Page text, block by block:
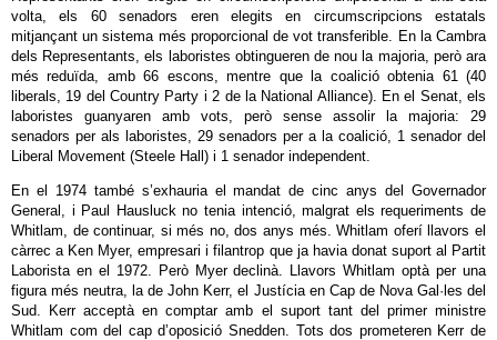
volta, els 60 senadors eren elegits en circumscripcions estatals
mitjançant un sistema més proporcional de vot transferible. En la Cambra
dels Representants, els laboristes obtingueren de nou la majoria, però ara
més reduïda, amb 66 escons, mentre que la coalició obtenia 61 (40
liberals, 19 del Country Party i 2 de la National Alliance). En el Senat, els
laboristes guanyaren amb vots, però sense assolir la majoria: 29
senadors per als laboristes, 29 senadors per a la coalició, 1 senador del
Liberal Movement (Steele Hall) i 1 senador independent.
En el 1974 també s’exhauria el mandat de cinc anys del Governador
General, i Paul Hausluck no tenia intenció, malgrat els requeriments de
Whitlam, de continuar, si més no, dos anys més. Whitlam oferí llavors el
càrrec a Ken Myer, empresari i filantrop que ja havia donat suport al Partit
Laborista en el 1972. Però Myer declinà. Llavors Whitlam optà per una
figura més neutra, la de John Kerr, el Justícia en Cap de Nova Gal·les del
Sud. Kerr acceptà en comptar amb el suport tant del primer ministre
Whitlam com del cap d’oposició Snedden. Tots dos prometeren Kerr de